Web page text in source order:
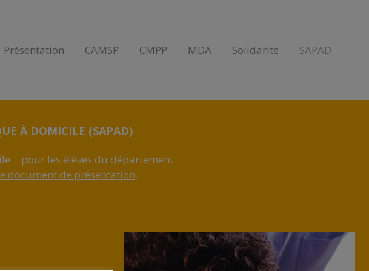
Présentation CAMSP CMPP MDA Solidarité SAPAD
À DOMICILE (SAPAD)
pour les élèves du département.
document de présentation.